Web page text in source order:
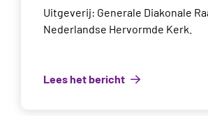
Uitgeverij: Generale Diakonale
Nederlandse Hervormde Kerk.
Lees het bericht